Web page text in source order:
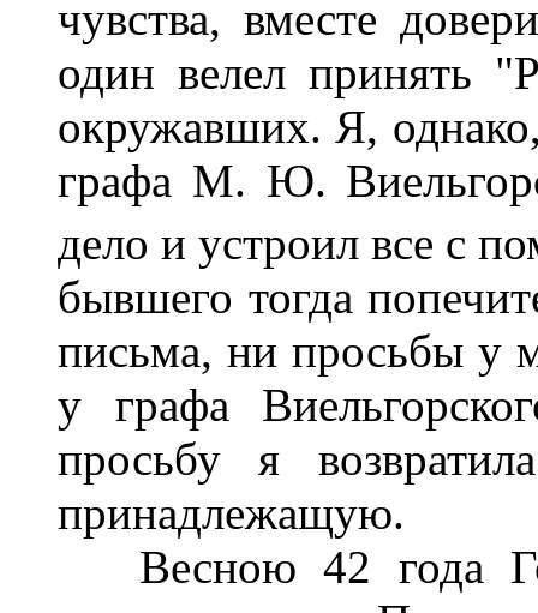
чувства, вместе
один велел принять
окружавших. Я,
графа М. Ю.
дело и устроил все с
бывшего тогда
письма, ни просьбы у
у графа
просьбу я
принадлежащую.
Весною 42 года